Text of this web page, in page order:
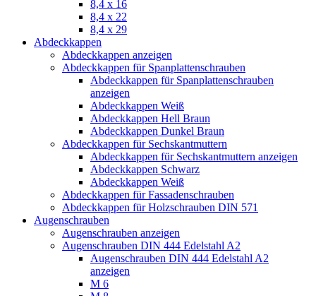
8,4 x 16
8,4 x 22
8,4 x 29
Abdeckkappen
Abdeckkappen anzeigen
Abdeckkappen für Spanplattenschrauben
Abdeckkappen für Spanplattenschrauben
anzeigen
Abdeckkappen Weiß
Abdeckkappen Hell Braun
Abdeckkappen Dunkel Braun
Abdeckkappen für Sechskantmuttern
Abdeckkappen für Sechskantmuttern anzeigen
Abdeckkappen Schwarz
Abdeckkappen Weiß
Abdeckkappen für Fassadenschrauben
Abdeckkappen für Holzschrauben DIN 571
Augenschrauben
Augenschrauben anzeigen
Augenschrauben DIN 444 Edelstahl A2
Augenschrauben DIN 444 Edelstahl A2
anzeigen
M 6